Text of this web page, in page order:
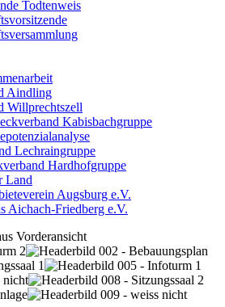
Todtenweis
Aindling
Willprechtszell
Kabisbachgruppe
Lechraingruppe
Hardhofgruppe
Land
Augsburg e.V.
Aichach-Friedberg e.V.